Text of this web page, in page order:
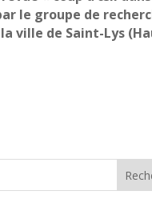
le groupe de
ville de Saint-Lys